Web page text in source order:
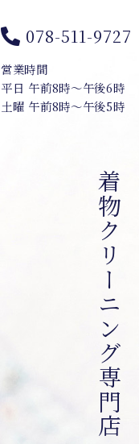
078-511-9727
営業時間
平日 午前8時〜午後6時
土曜 午前8時〜午後5時
着物クリーニング専門店